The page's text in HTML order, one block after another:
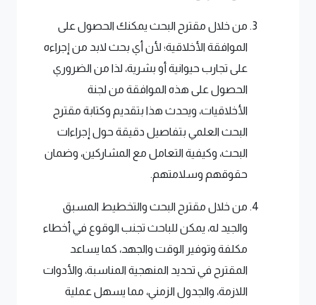
من خلال مقترح البحث يمكنك الحصول على
الموافقة الأخلاقية؛ لأن أي بحث لابد من إجراءه
على تجارب حيوانية أو بشرية، لذا من الضروري
الحصول على هذه الموافقة من لجنة
الأخلاقيات، ويحدث هذا بتقديم وكتابة مقترح
البحث العلمي بتفاصيل دقيقة حول إجراءات
البحث، وكيفية التعامل مع المشاركين، وضمان
حقوقهم وسلامتهم.
من خلال مقترح البحث والتخطيط المسبق
والجيد له، يمكن للباحث تجنب الوقوع في أخطاء
مكلفة وتوفير الوقت والجهد، كما يساعد
المقترح في تحديد المنهجية المناسبة، والأدوات
اللازمة، والجدول الزمني، مما يسهل عملية